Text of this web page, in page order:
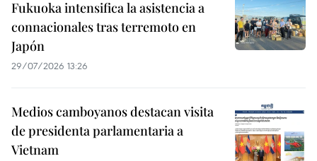
Fukuoka intensifica la asistencia a
connacionales tras terremoto en
Japón
29/07/2026 13:26
Medios camboyanos destacan visita
de presidenta parlamentaria a
Vietnam